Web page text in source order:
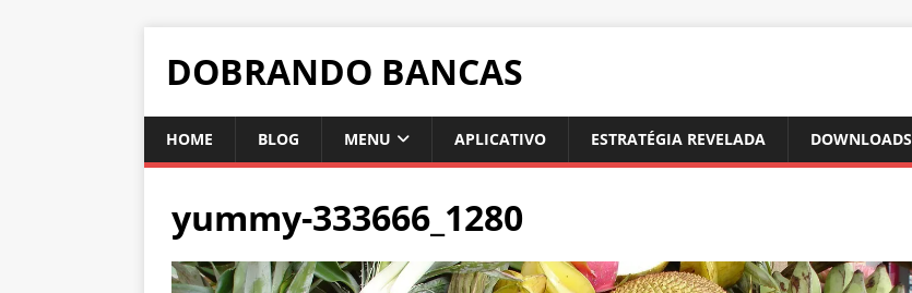
DOBRANDO BANCAS
HOME BLOG MENU APLICATIVO ESTRATÉGIA REVELADA DOWNLOADS
yummy-333666_1280